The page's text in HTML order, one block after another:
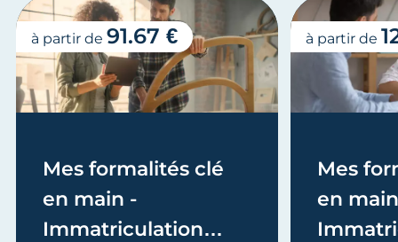
Mes formalités clé
en main -
Immatriculation
à partir de 91.67 €
Mes
en
à partir de